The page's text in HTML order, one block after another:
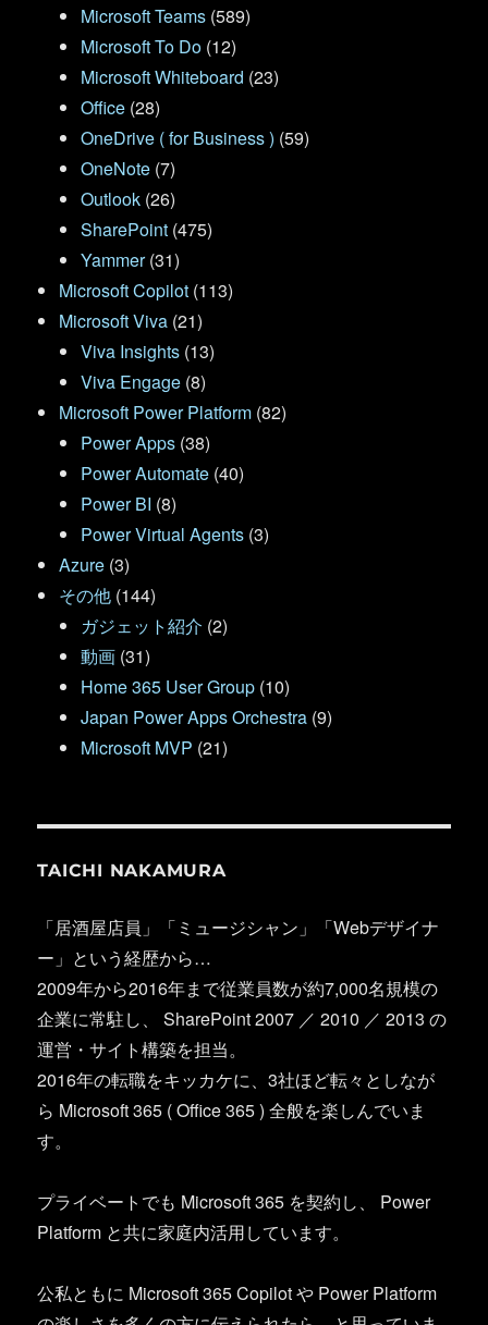
Microsoft Teams (589)
Microsoft To Do (12)
Microsoft Whiteboard (23)
Office (28)
OneDrive ( for Business ) (59)
OneNote (7)
Outlook (26)
SharePoint (475)
Yammer(31)
Microsoft Copilot (113)
Microsoft Viva (21)
Viva Insights (13)
Viva Engage (8)
Microsoft Power Platform (82)
Power Apps (38)
Power Automate (40)
Power BI (8)
Power Virtual Agents (3)
Azure (3)
その他 (144)
ガジェット紹介 (2)
動画 (31)
Home 365 User Group (10)
Japan Power Apps Orchestra (9)
Microsoft MVP (21)
TAICHI NAKAMURA
「居酒屋店員」「ミュージシャン」「Webデザイナ
ー」という経歴から…
2009年から2016年まで従業員数が約7,000名規模の
企業に常駐し、 SharePoint 2007 ／ 2010 ／ 2013 の
運営・サイト構築を担当。
2016年の転職をキッカケに、3社ほど転々としなが
ら Microsoft 365 ( Office 365 ) 全般を楽しんでいま
す。
プライベートでも Microsoft 365 を契約し、 Power
Platform と共に家庭内活用しています。
公私ともに Microsoft 365 Copilot や Power Platform